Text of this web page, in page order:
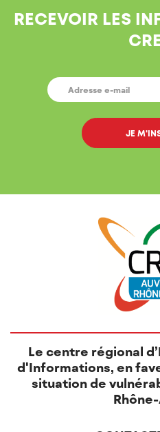
RECEVOIR LES
E-
MAIL *
Le centre régional
d'Informations, en
situation de